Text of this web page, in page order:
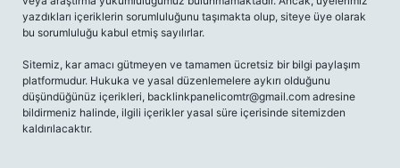
yazdıkları içeriklerin sorumluluğunu taşımakta olup, siteye üye olarak
bu sorumluluğu kabul etmiş sayılırlar.
Sitemiz, kar amacı gütmeyen ve tamamen ücretsiz bir bilgi paylaşım
platformudur. Hukuka ve yasal düzenlemelere aykırı olduğunu
düşündüğünüz içerikleri, backlinkpanelicomtr@gmail.com adresine
bildirmeniz halinde, ilgili içerikler yasal süre içerisinde sitemizden
kaldırılacaktır.